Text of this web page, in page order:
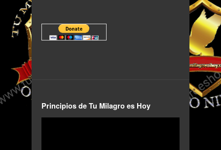
Principios de Tu Milagro es Hoy